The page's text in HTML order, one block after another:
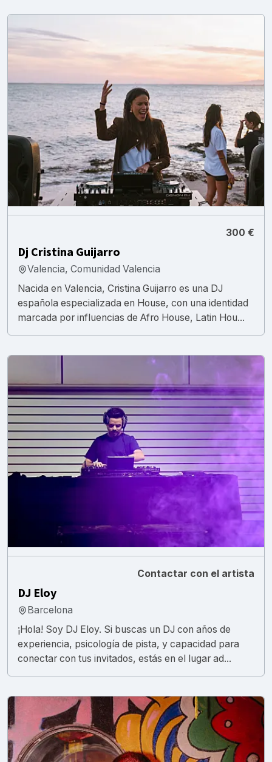
300 €
Dj Cristina Guijarro
Valencia, Comunidad Valencia
Nacida en Valencia, Cristina Guijarro es una DJ
española especializada en House, con una identidad
marcada por influencias de Afro House, Latin Hou...
Contactar con el artista
DJ Eloy
Barcelona
¡Hola! Soy DJ Eloy. Si buscas un DJ con años de
experiencia, psicología de pista, y capacidad para
conectar con tus invitados, estás en el lugar ad...